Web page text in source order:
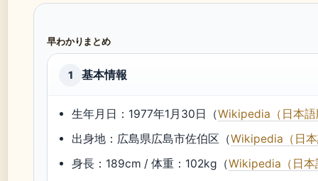
早わかりまとめ
1 基本情報
生年月日：1977年1月30日（Wikipedia（日本
出身地：広島県広島市佐伯区（Wikipedia（日
身長：189cm / 体重：102kg（Wikipedia（日本